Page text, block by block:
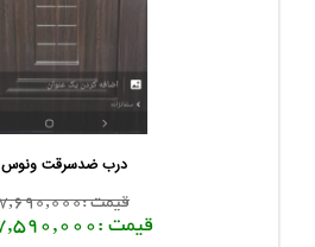
درب ضدسرقت ونوس PVC
قیمت :7,690,000 تومان
قیمت :7,590,000 تومان